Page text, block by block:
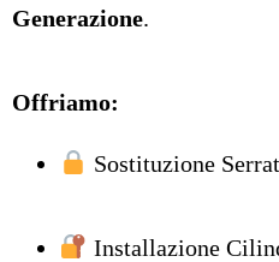
Generazione.
Offriamo:
Sostituzione
Installazione